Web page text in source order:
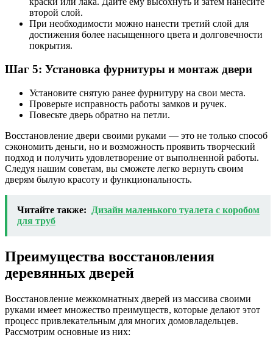
второй слой.
При необходимости можно нанести третий слой для
достижения более насыщенного цвета и долговечности
покрытия.
Шаг 5: Установка фурнитуры и монтаж двери
Установите снятую ранее фурнитуру на свои места.
Проверьте исправность работы замков и ручек.
Повесьте дверь обратно на петли.
Восстановление двери своими руками — это не только способ
сэкономить деньги, но и возможность проявить творческий
подход и получить удовлетворение от выполненной работы.
Следуя нашим советам, вы сможете легко вернуть своим
дверям былую красоту и функциональность.
Читайте также:
Дизайн маленького туалета с коробом
для труб
Преимущества восстановления
деревянных дверей
Восстановление межкомнатных дверей из массива своими
руками имеет множество преимуществ, которые делают этот
процесс привлекательным для многих домовладельцев.
Рассмотрим основные из них: